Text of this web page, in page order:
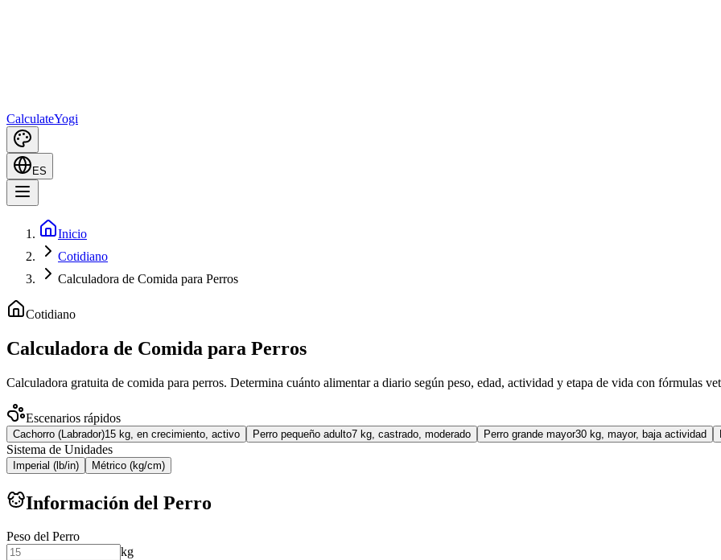
CalculateYogi
ES
Inicio
Cotidiano
Calculadora de Comida para Perros
Cotidiano
Calculadora de Comida para Perros
Calculadora gratuita de comida para perros. Determina cuánto alimentar a diario según peso, edad, actividad y etapa de vida con fórmulas
Escenarios rápidos
Cachorro (Labrador)15 kg, en crecimiento, activo Perro pequeño adulto7 kg, castrado, moderado Perro grande mayor30 kg, mayor, baja actividad
Sistema de Unidades
Imperial (lb/in) Métrico (kg/cm)
Información del Perro
Peso del Perro
kg